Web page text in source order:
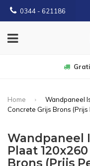
0344 - 621186
Home
Wandpaneel
Concrete Grijs Brons (Prijs
Wandpaneel
Plaat